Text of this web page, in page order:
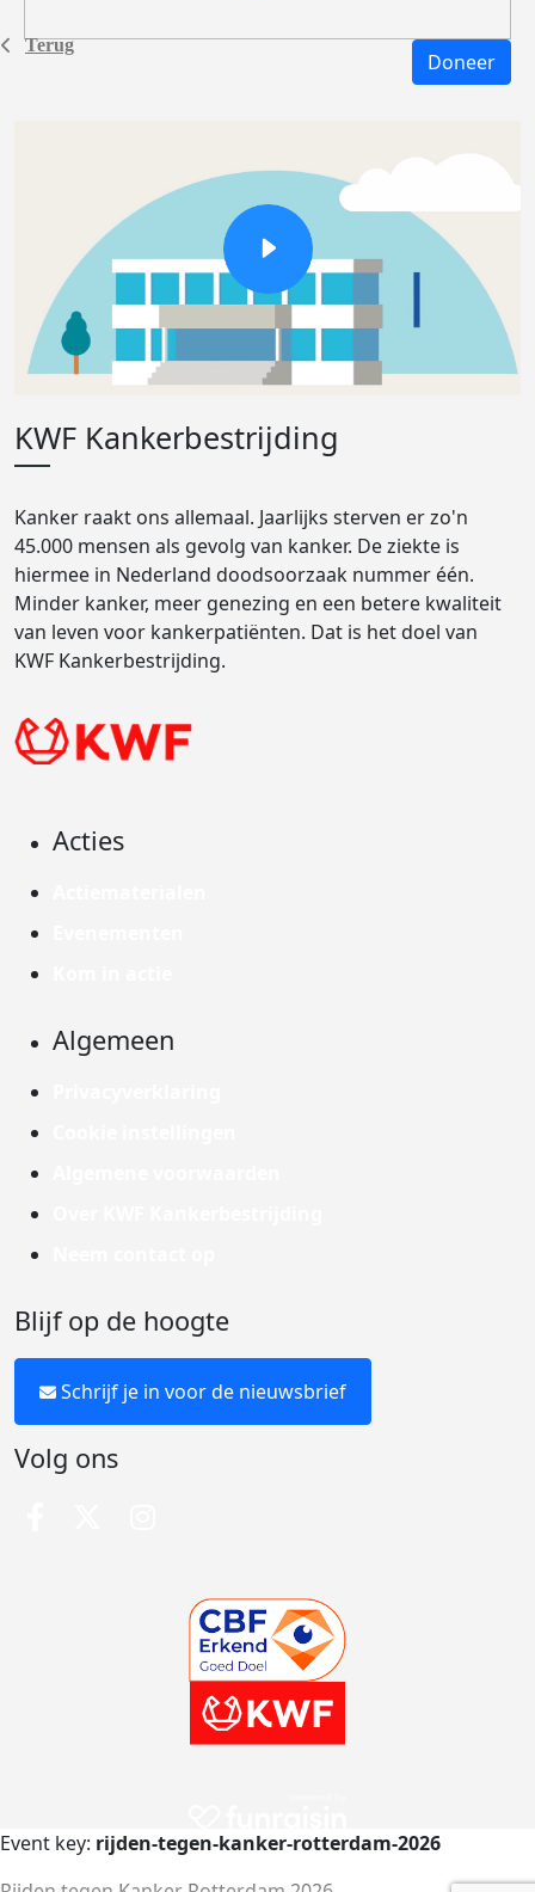
Terug
Doneer
KWF Kankerbestrijding
Kanker raakt ons allemaal. Jaarlijks sterven er zo'n
45.000 mensen als gevolg van kanker. De ziekte is
hiermee in Nederland doodsoorzaak nummer één.
Minder kanker, meer genezing en een betere kwaliteit
van leven voor kankerpatiënten. Dat is het doel van
KWF Kankerbestrijding.
Acties
Algemeen
Blijf op de hoogte
Schrijf je in voor de nieuwsbrief
Volg ons
Event key: rijden-tegen-kanker-rotterdam-2026